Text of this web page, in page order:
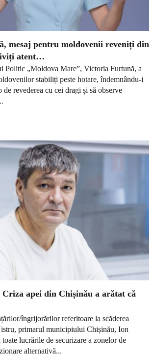
mesaj pentru moldovenii reveniți din
atent…
Politic „Moldova Mare”, Victoria Furtună, a
stabiliți peste hotare, îndemnându-i
de revederea cu cei dragi și să observe
apei din Chișinău a arătat că
îngrijorărilor referitoare la scăderea
primarul municipiului Chișinău, Ion
toate lucrările de securizare a zonelor de
alternativă...